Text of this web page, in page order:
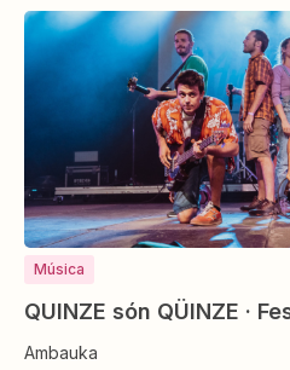
Música
QUINZE són QÜINZE ·
Ambauka